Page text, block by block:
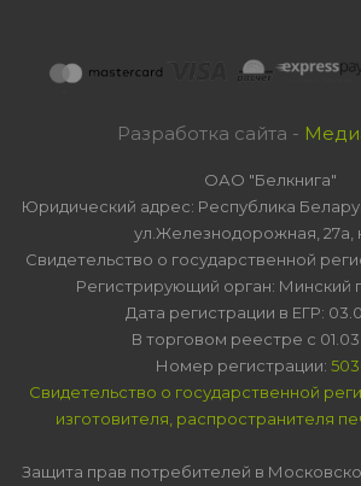
Разработка сайта -
ОАО "Белкнига"
Юридический адрес: Республика
ул.Железнодорожная, 27а,
Свидетельство о государственной
Регистрирующий орган: Минский
Дата регистрации в ЕГР:
В торговом реестре с
Номер регистрации:
Свидетельство о государственной
изготовителя, распространителя
Защита прав потребителей в